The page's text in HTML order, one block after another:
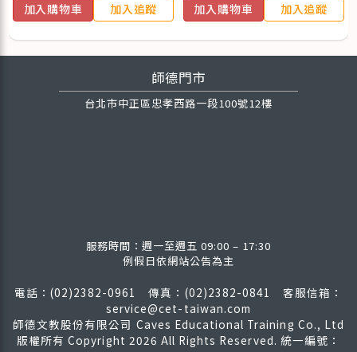
加入購物車 加入追蹤 加入購物車 加入追蹤
師德門市
台北市中正區忠孝西路一段100號12樓
服務時間：週一至週五 09:00 – 17:30
例假日依網站公告為主
電話：(02)2382-0961 傳真：(02)2382-0841客服信箱：
service@cet-taiwan.com
師德文教股份有限公司 Caves Educational Training Co., Ltd
版權所有 Copyright 2026 All Rights Reserved. 統一編號：